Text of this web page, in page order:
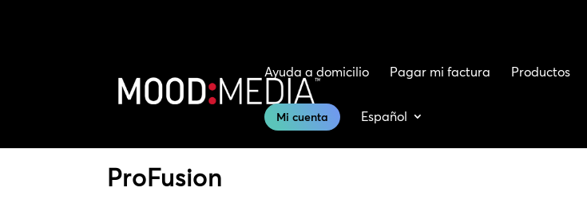
Ayuda a domicilio Pagar mi factura Productos
Mi cuenta Español
ProFusion